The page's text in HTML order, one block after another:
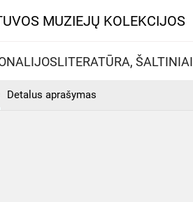
MUZIEJŲ KOLEKCIJOS
LITERATŪRA, ŠALTINIAI
Detalus aprašymas